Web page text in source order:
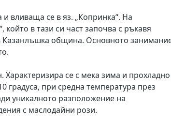
вливаща се в яз. „Копринка“. На
в тази си част започва с ръкавя
Казанлъшка община. Основното
се с мека зима и прохладно
градуса, при средна температура през
уникалното разположение на
с маслодайни рози.